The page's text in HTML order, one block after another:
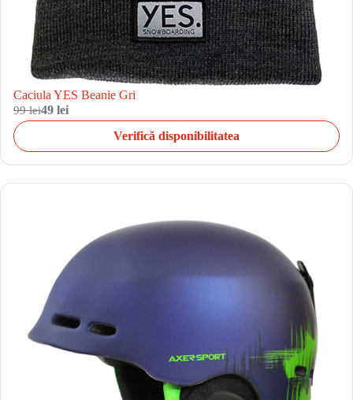
Caciula YES Beanie Gri
99 lei49 lei
Verifică disponibilitatea